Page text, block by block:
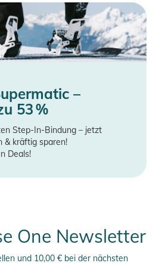
–
53 %
Step-In-Bindung – jetzt
& kräftig sparen!
Deals!
One Newsletter
und 10,00 € bei der nächsten